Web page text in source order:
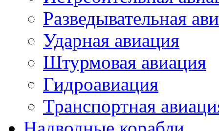
Разведывательная
Ударная авиация
Штурмовая авиация
Гидроавиация
Транспортная